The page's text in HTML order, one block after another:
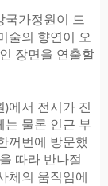
국가정원이 드
술의 향연이 오
장면을 연출할
에서 전시가 진
는 물론 인근 부
꺼번에 방문했
따라 반나절
체의 움직임에